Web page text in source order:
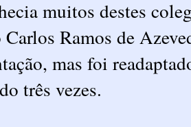
muitos destes
Ramos de
mas foi
três vezes.